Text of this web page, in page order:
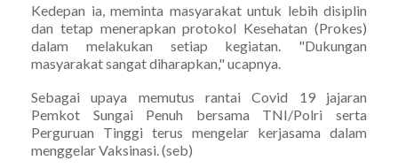
Kedepan ia, meminta masyarakat untuk lebih disiplin
dan tetap menerapkan protokol Kesehatan (Prokes)
dalam melakukan setiap kegiatan. "Dukungan
masyarakat sangat diharapkan," ucapnya.
Sebagai upaya memutus rantai Covid 19 jajaran
Pemkot Sungai Penuh bersama TNI/Polri serta
Perguruan Tinggi terus mengelar kerjasama dalam
menggelar Vaksinasi. (seb)